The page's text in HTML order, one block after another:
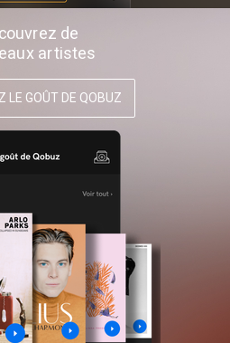
de
artistes
LE GOÛT DE QOBUZ